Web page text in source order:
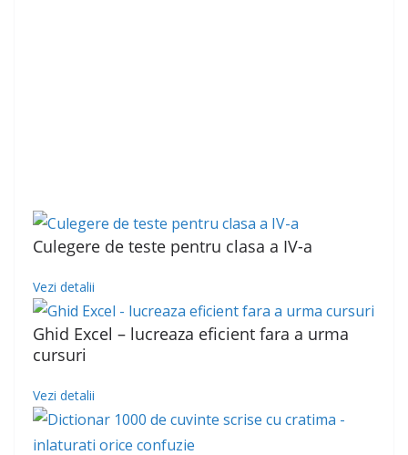
Culegere de teste pentru clasa a IV-a
Vezi detalii
Ghid Excel – lucreaza eficient fara a urma
cursuri
Vezi detalii